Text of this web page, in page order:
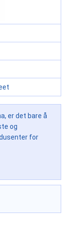
er det bare å
og
for